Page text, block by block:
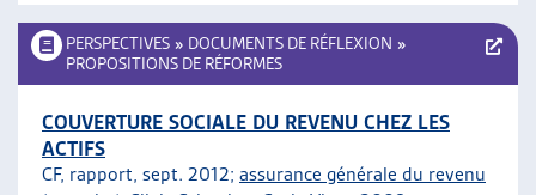
PERSPECTIVES » DOCUMENTS DE RÉFLEXION »
PROPOSITIONS DE RÉFORMES
COUVERTURE SOCIALE DU REVENU CHEZ LES
ACTIFS
CF, rapport, sept. 2012; assurance générale du revenu